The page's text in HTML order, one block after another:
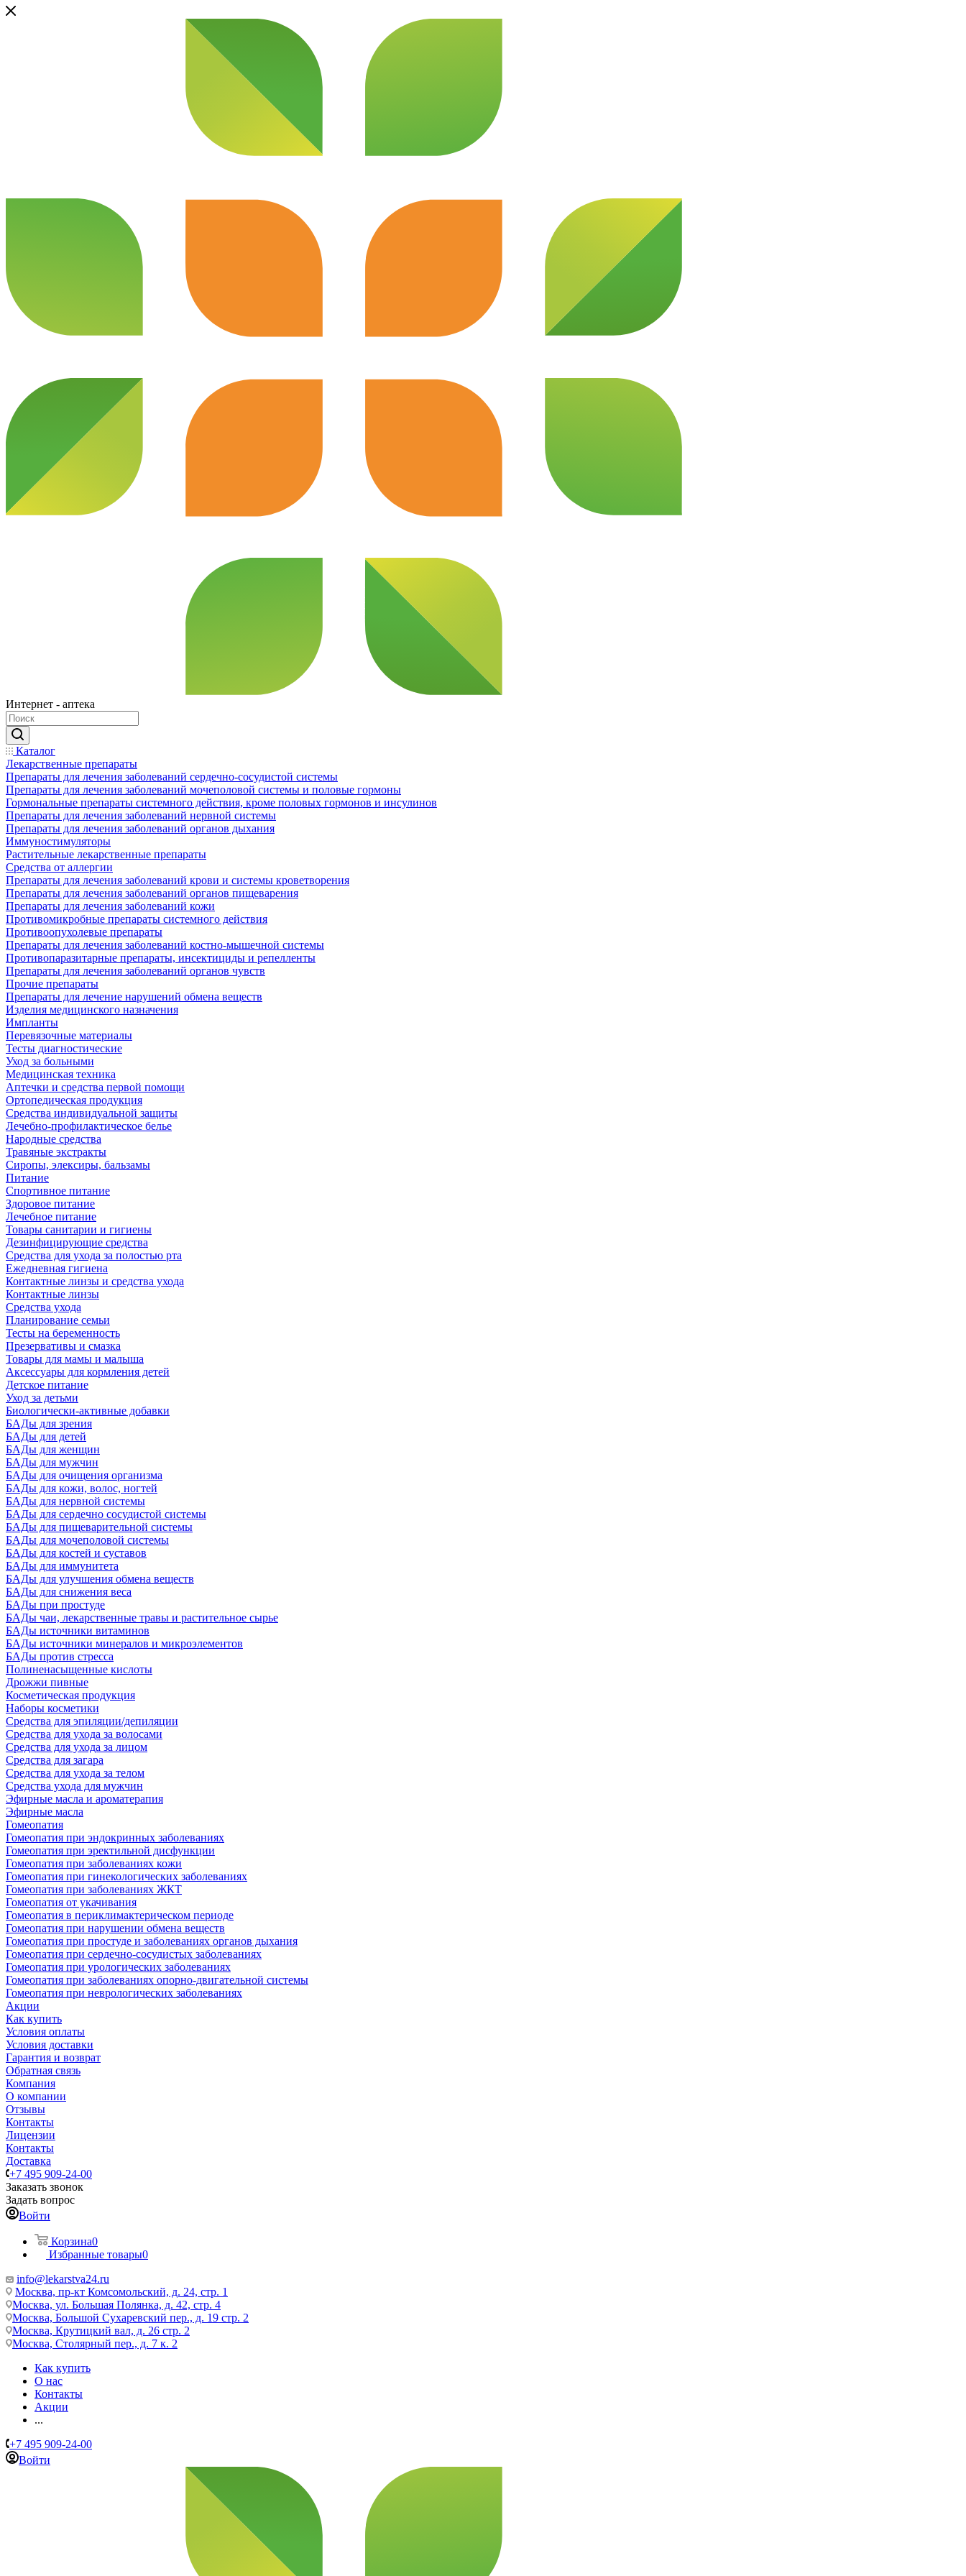
Интернет - аптека
Каталог
Лекарственные препараты
Препараты для лечения заболеваний сердечно-сосудистой системы
Препараты для лечения заболеваний мочеполовой системы и половые гормоны
Гормональные препараты системного действия, кроме половых гормонов и инсулинов
Препараты для лечения заболеваний нервной системы
Препараты для лечения заболеваний органов дыхания
Иммуностимуляторы
Растительные лекарственные препараты
Средства от аллергии
Препараты для лечения заболеваний крови и системы кроветворения
Препараты для лечения заболеваний органов пищеварения
Препараты для лечения заболеваний кожи
Противомикробные препараты системного действия
Противоопухолевые препараты
Препараты для лечения заболеваний костно-мышечной системы
Противопаразитарные препараты, инсектициды и репелленты
Препараты для лечения заболеваний органов чувств
Прочие препараты
Препараты для лечение нарушений обмена веществ
Изделия медицинского назначения
Импланты
Перевязочные материалы
Тесты диагностические
Уход за больными
Медицинская техника
Аптечки и средства первой помощи
Ортопедическая продукция
Средства индивидуальной защиты
Лечебно-профилактическое белье
Народные средства
Травяные экстракты
Сиропы, элексиры, бальзамы
Питание
Спортивное питание
Здоровое питание
Лечебное питание
Товары санитарии и гигиены
Дезинфицирующие средства
Средства для ухода за полостью рта
Ежедневная гигиена
Контактные линзы и средства ухода
Контактные линзы
Средства ухода
Планирование семьи
Тесты на беременность
Презервативы и смазка
Товары для мамы и малыша
Аксессуары для кормления детей
Детское питание
Уход за детьми
Биологически-активные добавки
БАДы для зрения
БАДы для детей
БАДы для женщин
БАДы для мужчин
БАДы для очищения организма
БАДы для кожи, волос, ногтей
БАДы для нервной системы
БАДы для сердечно сосудистой системы
БАДы для пищеварительной системы
БАДы для мочеполовой системы
БАДы для костей и суставов
БАДы для иммунитета
БАДы для улучшения обмена веществ
БАДы для снижения веса
БАДы при простуде
БАДы чаи, лекарственные травы и растительное сырье
БАДы источники витаминов
БАДы источники минералов и микроэлементов
БАДы против стресса
Полиненасыщенные кислоты
Дрожжи пивные
Косметическая продукция
Наборы косметики
Средства для эпиляции/депиляции
Средства для ухода за волосами
Средства для ухода за лицом
Средства для загара
Средства для ухода за телом
Средства ухода для мужчин
Эфирные масла и ароматерапия
Эфирные масла
Гомеопатия
Гомеопатия при эндокринных заболеваниях
Гомеопатия при эректильной дисфункции
Гомеопатия при заболеваниях кожи
Гомеопатия при гинекологических заболеваниях
Гомеопатия при заболеваниях ЖКТ
Гомеопатия от укачивания
Гомеопатия в периклимактерическом периоде
Гомеопатия при нарушении обмена веществ
Гомеопатия при простуде и заболеваниях органов дыхания
Гомеопатия при сердечно-сосудистых заболеваниях
Гомеопатия при урологических заболеваниях
Гомеопатия при заболеваниях опорно-двигательной системы
Гомеопатия при неврологических заболеваниях
Акции
Как купить
Условия оплаты
Условия доставки
Гарантия и возврат
Обратная связь
Компания
О компании
Отзывы
Контакты
Лицензии
Контакты
Доставка
+7 495 909-24-00
Заказать звонок
Задать вопрос
Войти
Корзина0
Избранные товары0
info@lekarstva24.ru
Москва, пр-кт Комсомольский, д. 24, стр. 1
Москва, ул. Большая Полянка, д. 42, стр. 4
Москва, Большой Сухаревский пер., д. 19 стр. 2
Москва, Крутицкий вал, д. 26 стр. 2
Москва, Столярный пер., д. 7 к. 2
Как купить
О нас
Контакты
Акции
...
+7 495 909-24-00
Войти